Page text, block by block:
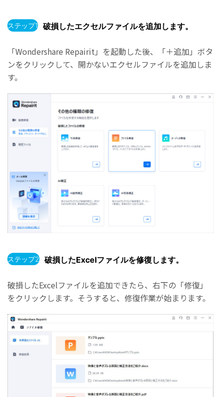
ステップ1 破損したエクセルファイルを追加します。
「Wondershare Repairit」を起動した後、「＋追加」ボタ
ンをクリックして、開かないエクセルファイルを追加しま
す。
ステップ2 破損したExcelファイルを修復します。
破損したExcelファイルを追加できたら、右下の「修復」
をクリックします。そうすると、修復作業が始まります。